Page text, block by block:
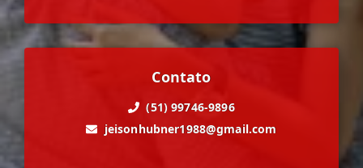
Contato
(51) 99746-9896
jeisonhubner1988@gmail.com